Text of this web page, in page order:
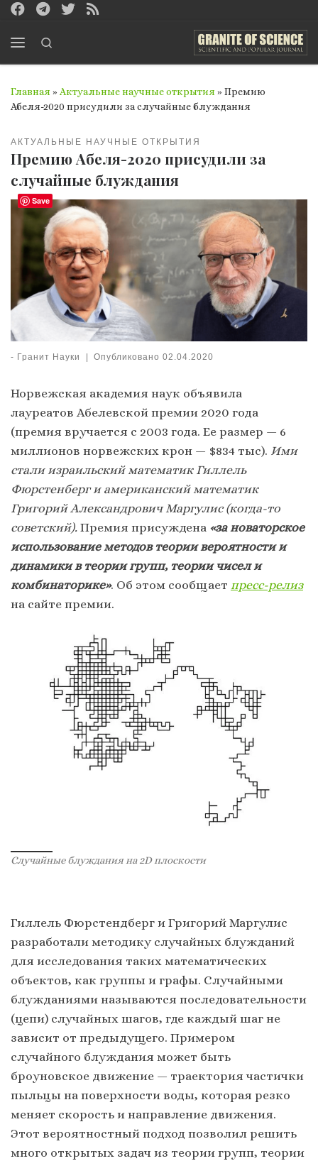
Перейти к содержимому
Главная » Актуальные научные открытия » Премию
Абеля-2020 присудили за случайные блуждания
АКТУАЛЬНЫЕ НАУЧНЫЕ ОТКРЫТИЯ
Премию Абеля-2020 присудили за
случайные блуждания
- Гранит Науки | Опубликовано02.04.2020
Норвежская академия наук объявила
лауреатов Абелевской премии 2020 года
(премия вручается с 2003 года. Ее размер — 6
миллионов норвежских крон — $834 тыс). Ими
стали израильский математик Гиллель
Фюрстенберг и американский математик
Григорий Александрович Маргулис (когда-то
советский). Премия присуждена «за новаторское
использование методов теории вероятности и
динамики в теории групп, теории чисел и
комбинаторике». Об этом сообщает пресс-релиз
на сайте премии.
Случайные блуждания на 2D плоскости
Гиллель Фюрстендберг и Григорий Маргулис
разработали методику случайных блужданий
для исследования таких математических
объектов, как группы и графы. Случайными
блужданиями называются последовательности
(цепи) случайных шагов, где каждый шаг не
зависит от предыдущего. Примером
случайного блуждания может быть
броуновское движение — траектория частички
пыльцы на поверхности воды, которая резко
меняет скорость и направление движения.
Этот вероятностный подход позволил решить
много открытых задач из теории групп, теории
Save